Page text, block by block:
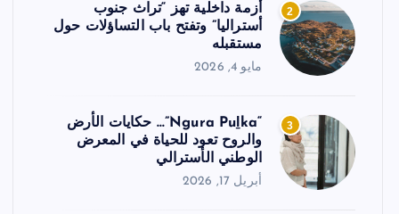
2
أزمة داخلية تهز “تراث جنوب
أستراليا” وتفتح باب التساؤلات حول
مستقبله
مايو 4, 2026
3
“Ngura Puḻka”… حكايات الأرض
والروح تعود للحياة في المعرض
الوطني الأسترالي
أبريل 17, 2026